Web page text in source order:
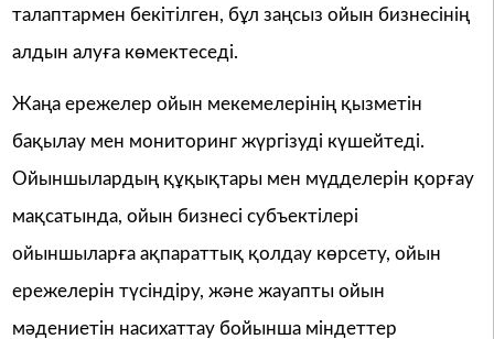
талаптармен бекітілген, бұл заңсыз ойын бизнесінің
алдын алуға көмектеседі.
Жаңа ережелер ойын мекемелерінің қызметін
бақылау мен мониторинг жүргізуді күшейтеді.
Ойыншылардың құқықтары мен мүдделерін қорғау
мақсатында, ойын бизнесі субъектілері
ойыншыларға ақпараттық қолдау көрсету, ойын
ережелерін түсіндіру, және жауапты ойын
мәдениетін насихаттау бойынша міндеттер